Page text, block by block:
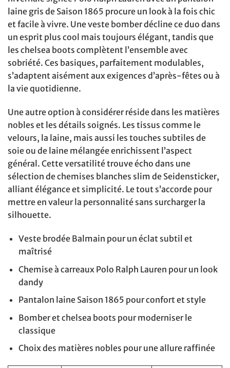
laine gris de Saison 1865 procure un look à la fois chic
et facile à vivre. Une veste bomber décline ce duo dans
un esprit plus cool mais toujours élégant, tandis que
les chelsea boots complètent l’ensemble avec
sobriété. Ces basiques, parfaitement modulables,
s’adaptent aisément aux exigences d’après-fêtes ou à
la vie quotidienne.
Une autre option à considérer réside dans les matières
nobles et les détails soignés. Les tissus comme le
velours, la laine, mais aussi les touches subtiles de
soie ou de laine mélangée enrichissent l’aspect
général. Cette versatilité trouve écho dans une
sélection de chemises blanches slim de Seidensticker,
alliant élégance et simplicité. Le tout s’accorde pour
mettre en valeur la personnalité sans surcharger la
silhouette.
Veste brodée Balmain pour un éclat subtil et
maîtrisé
Chemise à carreaux Polo Ralph Lauren pour un look
dandy
Pantalon laine Saison 1865 pour confort et style
Bomber et chelsea boots pour moderniser le
classique
Choix des matières nobles pour une allure raffinée